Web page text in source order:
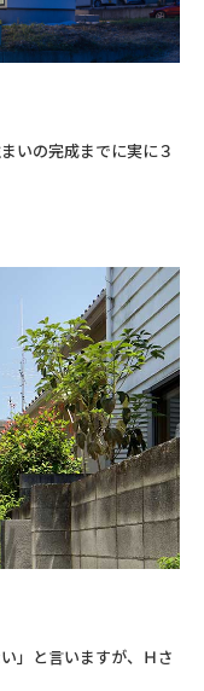
いの完成までに実に３
」と言いますが、Ｈさ